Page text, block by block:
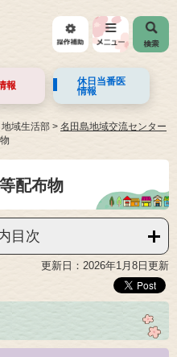
報
休日当番医
情報
地域生活部 > 名田島地域交流センター
配布物
目次
更新日：2026年1月8日更新